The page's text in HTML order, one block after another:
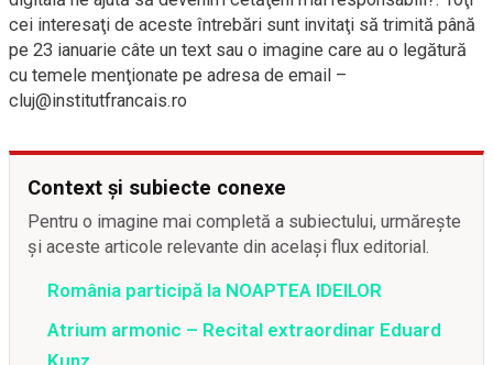
cei interesaţi de aceste întrebări sunt invitaţi să trimită până
pe 23 ianuarie câte un text sau o imagine care au o legătură
cu temele menţionate pe adresa de email –
cluj@institutfrancais.ro
Context și subiecte conexe
Pentru o imagine mai completă a subiectului, urmărește
și aceste articole relevante din același flux editorial.
România participă la NOAPTEA IDEILOR
Atrium armonic – Recital extraordinar Eduard